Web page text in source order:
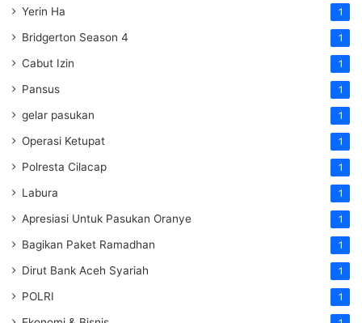
Yerin Ha 1
Bridgerton Season 4 1
Cabut Izin 1
Pansus 1
gelar pasukan 1
Operasi Ketupat 1
Polresta Cilacap 1
Labura 1
Apresiasi Untuk Pasukan Oranye 1
Bagikan Paket Ramadhan 1
Dirut Bank Aceh Syariah 1
POLRI 1